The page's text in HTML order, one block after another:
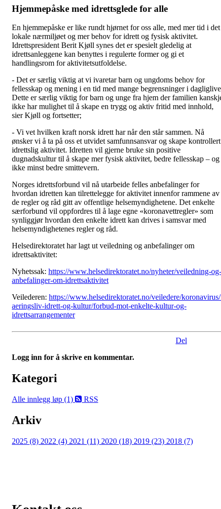
Hjemmepåske med idrettsglede for alle
En hjemmepåske er like rundt hjørnet for oss alle, med mer tid i det
lokale nærmiljøet og mer behov for idrett og fysisk aktivitet.
Idrettspresident Berit Kjøll synes det er spesielt gledelig at
idrettsanleggene kan benyttes i regulerte former og gi et
handlingsrom for aktivitetsutfoldelse.
- Det er særlig viktig at vi ivaretar barn og ungdoms behov for
fellesskap og mening i en tid med mange begrensninger i
Dette er særlig viktig for barn og unge fra hjem der familien
ikke har mulighet til å skape en trygg og aktiv fritid med innhold,
sier Kjøll og fortsetter;
- Vi vet hvilken kraft norsk idrett har når den står sammen. Nå
ønsker vi å ta på oss et utvidet samfunnsansvar og skape kontrollert
idrettslig aktivitet. Idretten vil gjerne bruke sin positive
dugnadskultur til å skape mer fysisk aktivitet, bedre fellesskap – og
ikke minst bedre smittevern.
Norges idrettsforbund vil nå utarbeide felles anbefalinger for
hvordan idretten kan tilrettelegge for aktivitet innenfor rammene av
de regler og råd gitt av offentlige helsemyndighetene. Det enkelte
særforbund vil oppfordres til å lage egne «koronavettregler» som
synliggjør hvordan den enkelte idrett kan drives i samsvar med
helsemyndighetenes regler og råd.
Helsedirektoratet har lagt ut veiledning og anbefalinger om
idrettsaktivitet:
Nyhetssak: https://www.helsedirektoratet.no/nyheter/veiledning-og-
anbefalinger-om-idrettsaktivitet
Veilederen: https://www.helsedirektoratet.no/veiledere/
aeringsliv-idrett-og-kultur/forbud-mot-enkelte-kultur-og-
idrettsarrangementer
Del
Logg inn for å skrive en kommentar.
Kategori
Alle innlegg løp (1) RSS
Arkiv
2025 (8) 2022 (4) 2021 (11) 2020 (18) 2019 (23) 2018 (7)